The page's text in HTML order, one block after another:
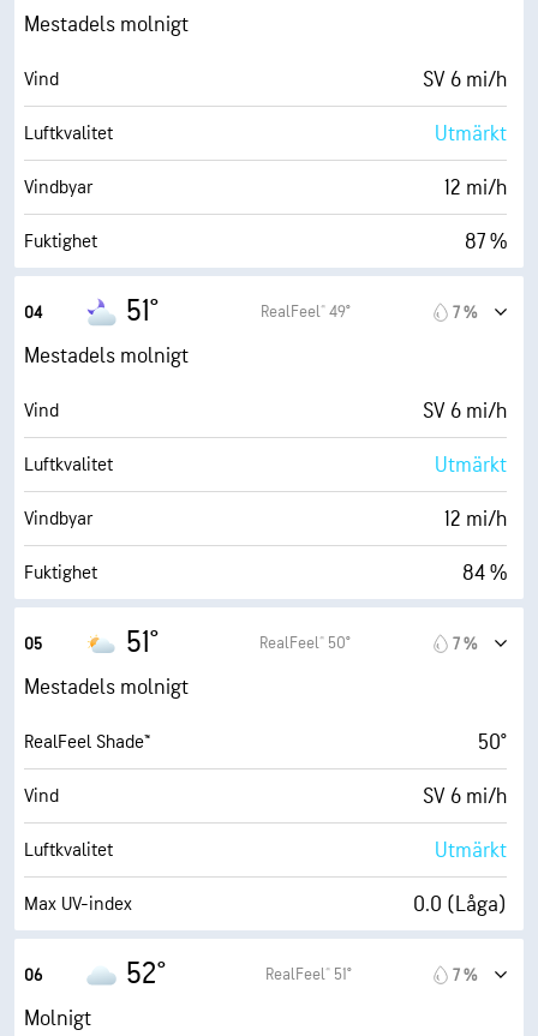
AccuLumen Brightness Index™
Molntäcke 88 %
Sikt 5 eng. mil
Molnbas 18500 fot
Mestadels molnigt
Vind SV 6 mi/h
Luftkvalitet Utmärkt
Vindbyar 12 mi/h
Fuktighet 87 %
Daggpunkt
AccuLumen Brightness Index™
Molntäcke 88 %
Sikt 5 eng. mil
Molnbas 18500 fot
04 51° RealFeel® 49° 7 %
Mestadels molnigt
Vind SV 6 mi/h
Luftkvalitet Utmärkt
Vindbyar 12 mi/h
Fuktighet 84 %
AccuLumen Brightness Index™
Molntäcke 89 %
Sikt 6 eng. mil
Molnbas 9900 fot
05 51° RealFeel® 50° 7 %
Mestadels molnigt
RealFeel Shade™ 50°
Vind SV 6 mi/h
Luftkvalitet Utmärkt
Max UV-index 0.0 (Låga)
Fuktighet
06 52° RealFeel® 51° 7 %
Molnigt